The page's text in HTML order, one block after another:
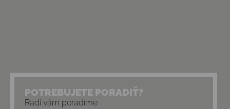
POTREBUJETE PORADIŤ?
Radi vám poradíme